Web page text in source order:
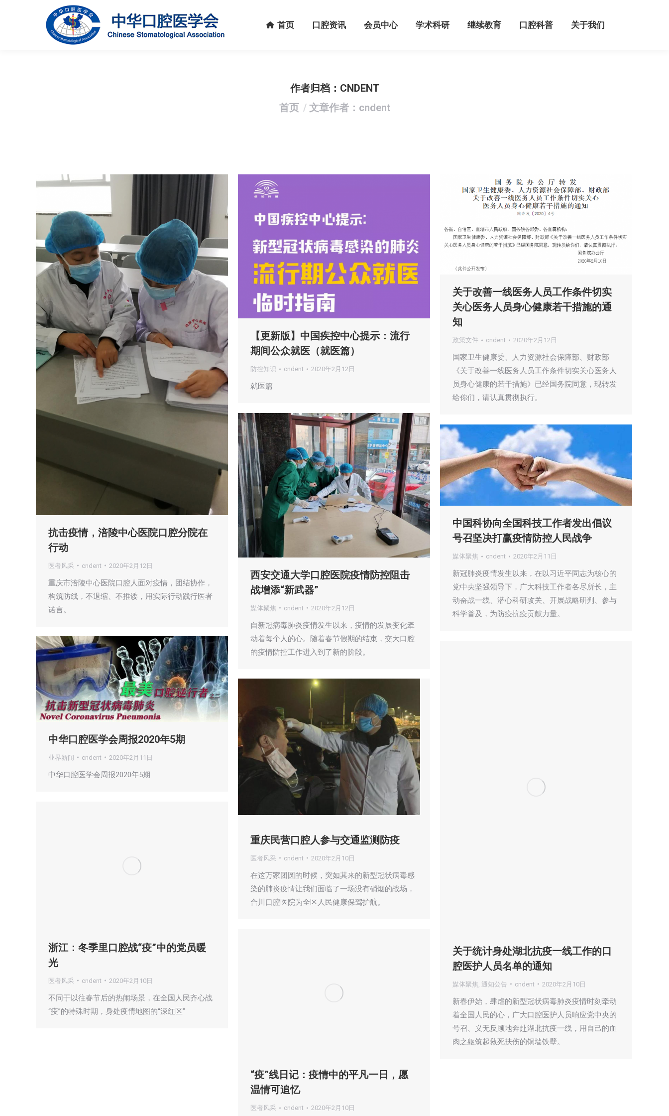
首页 口腔资讯 会员中心 学术科研 继续教育 口腔科普 关于我们
作者归档： CNDENT
您在这里：
首页 文章作者：cndent
抗击疫情，涪陵中心医院口腔分院在
行动
医者风采 cndent 2020年2月12日
重庆市涪陵中心医院口腔人面对疫情，团结协作，
构筑防线，不退缩、不推诿，用实际行动践行医者
诺言。
【更新版】中国疾控中心提示：流行
期间公众就医（就医篇）
防控知识 cndent 2020年2月12日
就医篇
关于改善一线医务人员工作条件切实
关心医务人员身心健康若干措施的通
知
政策文件 cndent 2020年2月12日
国家卫生健康委、人力资源社会保障部、财政部
《关于改善一线医务人员工作条件切实关心医务人
员身心健康的若干措施》已经国务院同意，现转发
给你们，请认真贯彻执行。
西安交通大学口腔医院疫情防控阻击
战增添“新武器”
媒体聚焦 cndent 2020年2月12日
自新冠病毒肺炎疫情发生以来，疫情的发展变化牵
动着每个人的心。随着春节假期的结束，交大口腔
的疫情防控工作进入到了新的阶段。
中国科协向全国科技工作者发出倡议
号召坚决打赢疫情防控人民战争
媒体聚焦 cndent 2020年2月11日
新冠肺炎疫情发生以来，在以习近平同志为核心的
党中央坚强领导下，广大科技工作者各尽所长，主
动奋战一线、潜心科研攻关、开展战略研判、参与
科学普及，为防疫抗疫贡献力量。
中华口腔医学会周报2020年5期
业界新闻 cndent 2020年2月11日
中华口腔医学会周报2020年5期
关于统计身处湖北抗疫一线工作的口
腔医护人员名单的通知
媒体聚焦 通知公告 cndent 2020年2月10日
新春伊始，肆虐的新型冠状病毒肺炎疫情时刻牵动
着全国人民的心，广大口腔医护人员响应党中央的
号召、义无反顾地奔赴湖北抗疫一线，用自己的血
肉之躯筑起救死扶伤的铜墙铁壁。
重庆民营口腔人参与交通监测防疫
医者风采 cndent 2020年2月10日
在这万家团圆的时候，突如其来的新型冠状病毒感
染的肺炎疫情让我们面临了一场没有硝烟的战场，
合川口腔医院为全区人民健康保驾护航。
浙江：冬季里口腔战“疫”中的党员暖
光
医者风采 cndent 2020年2月10日
不同于以往春节后的热闹场景，在全国人民齐心战
“疫”的特殊时期，身处疫情地图的“深红区”
“疫”线日记：疫情中的平凡一日，愿
温情可追忆
医者风采 cndent 2020年2月10日